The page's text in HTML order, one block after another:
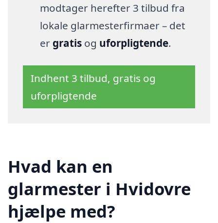
modtager herefter 3 tilbud fra
lokale glarmesterfirmaer – det
er gratisog uforpligtende.
Indhent 3 tilbud, gratis og
uforpligtende
Hvad kan en
glarmester i Hvidovre
hjælpe med?